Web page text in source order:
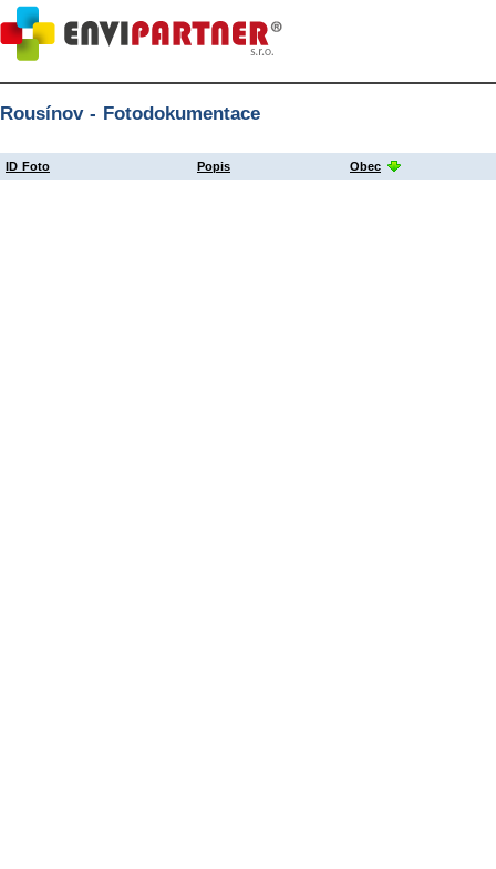
Rousínov - Fotodokumentace
ID Foto Popis Obec